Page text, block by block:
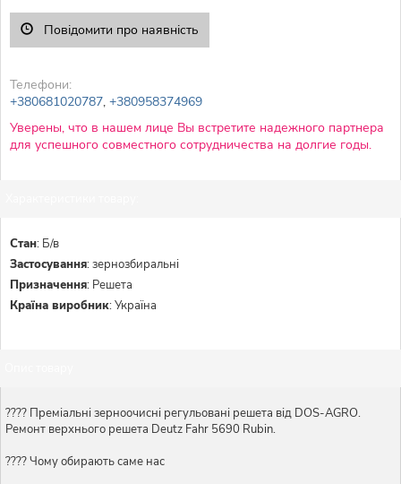
Повідомити про наявність
Телефони:
+380681020787, +380958374969
Уверены, что в нашем лице Вы встретите надежного партнера
для успешного совместного сотрудничества на долгие годы.
Стан: Б/в
Застосування:зернозбиральні
Призначення: Решета
Країна виробник:Україна
???? Преміальні зерноочисні регульовані решета від DOS-AGRO.
Ремонт верхнього решета Deutz Fahr 5690 Rubin.
???? Чому обирають саме нас